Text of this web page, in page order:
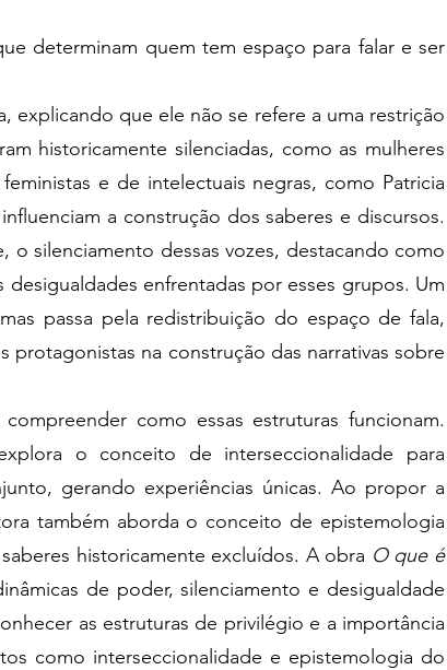
determinam quem tem espaço para falar e ser
que ele não se refere a uma restrição
historicamente silenciadas, como as mulheres
e de intelectuais negras, como Patricia
a construção dos saberes e discursos.
silenciamento dessas vozes, destacando como
enfrentadas por esses grupos. Um
passa pela redistribuição do espaço de fala,
na construção das narrativas sobre
como essas estruturas funcionam.
o conceito de interseccionalidade para
gerando experiências únicas. Ao propor a
também aborda o conceito de epistemologia
historicamente excluídos. A obra O que é
de poder, silenciamento e desigualdade
as estruturas de privilégio e a importância
como interseccionalidade e epistemologia do